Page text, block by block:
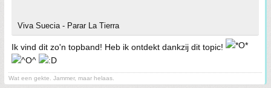
Viva Suecia - Parar La Tierra
Ik vind dit zo'n topband! Heb ik ontdekt dankzij dit topic!
Wat een gekte. Jammer, maar helaas.